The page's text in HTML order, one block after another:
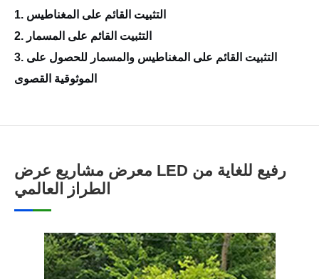
1. التثبيت القائم على المغناطيس
2. التثبيت القائم على المسمار
3. التثبيت القائم على المغناطيس والمسمار للحصول على
الموثوقية القصوى
معرض مشاريع عرض LED رفيع للغاية من
الطراز العالمي